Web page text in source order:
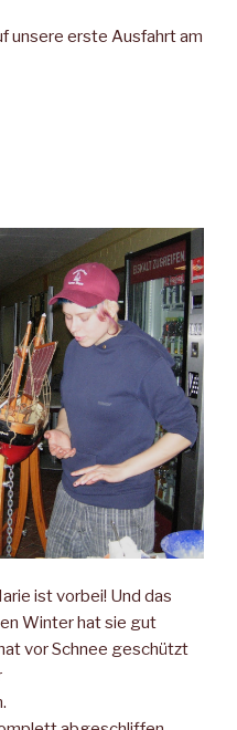
unsere erste Ausfahrt am
ist vorbei! Und das
Winter hat sie gut
vor Schnee geschützt